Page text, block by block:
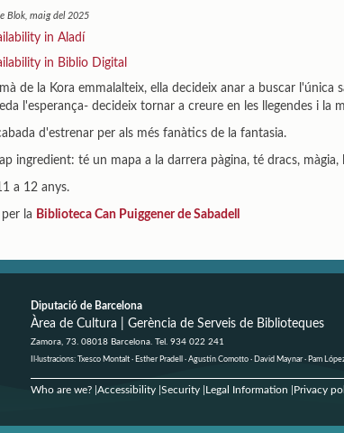
Blok, maig del 2025
in Aladí
in Biblio Digital
de la Kora emmalalteix, ella decideix anar a buscar
l'esperança- decideix tornar a creure en les llegendes i la
d'estrenar per als més fanàtics de la fantasia.
ingredient: té un mapa a la darrera pàgina, té dracs,
a 12 anys.
la Biblioteca Can Puiggener de Sabadell
Diputació de Barcelona
Àrea de Cultura | Gerència de Serveis de Biblioteques
Zamora, 73. 08018 Barcelona. Tel. 934 022 241
Il·lustracions: Txesco Montalt · Esther Pradell · Agustín Comotto · David Maynar · Pam
Who are we?| Accessibility| Security| Legal Information Privacy